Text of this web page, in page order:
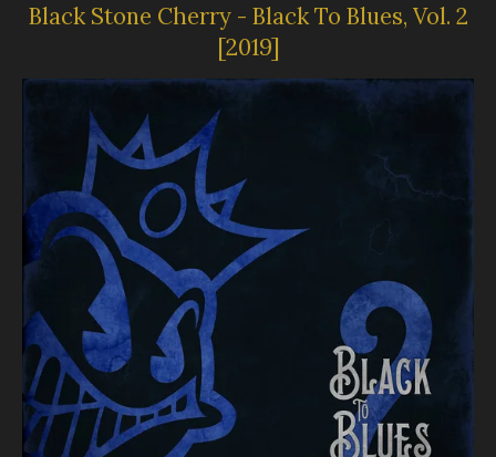
Black Stone Cherry - Black To Blues, Vol. 2
[2019]